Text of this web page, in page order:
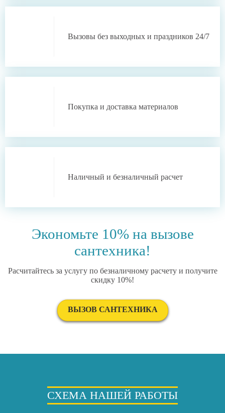
Вызовы без выходных и праздников 24/7
Покупка и доставка материалов
Наличный и безналичный расчет
Экономьте 10% на вызове
сантехника!
Расчитайтесь за услугу по безналичному расчету и получите
скидку 10%!
ВЫЗОВ САНТЕХНИКА
СХЕМА НАШЕЙ РАБОТЫ